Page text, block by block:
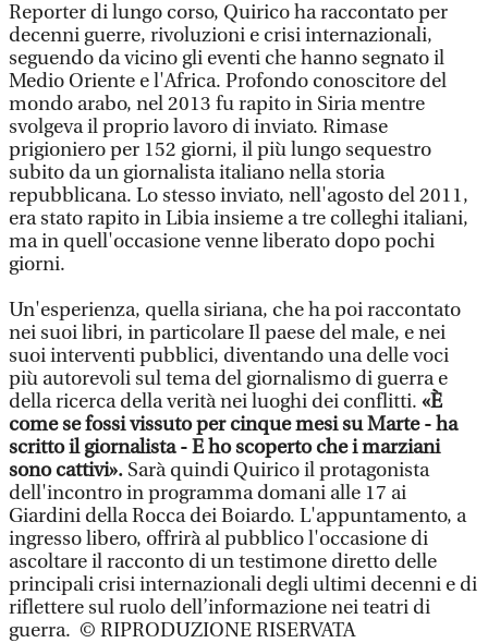
Reporter di lungo corso, Quirico ha raccontato per
decenni guerre, rivoluzioni e crisi internazionali,
seguendo da vicino gli eventi che hanno segnato il
Medio Oriente e l'Africa. Profondo conoscitore del
mondo arabo, nel 2013 fu rapito in Siria mentre
svolgeva il proprio lavoro di inviato. Rimase
prigioniero per 152 giorni, il più lungo sequestro
subito da un giornalista italiano nella storia
repubblicana. Lo stesso inviato, nell'agosto del 2011,
era stato rapito in Libia insieme a tre colleghi italiani,
ma in quell'occasione venne liberato dopo pochi
giorni.
Un'esperienza, quella siriana, che ha poi raccontato
nei suoi libri, in particolare Il paese del male, e nei
suoi interventi pubblici, diventando una delle voci
più autorevoli sul tema del giornalismo di guerra e
della ricerca della verità nei luoghi dei conflitti. «È
come se fossi vissuto per cinque mesi su Marte - ha
scritto il giornalista - E ho scoperto che i marziani
sono cattivi». Sarà quindi Quirico il protagonista
dell'incontro in programma domani alle 17 ai
Giardini della Rocca dei Boiardo. L'appuntamento, a
ingresso libero, offrirà al pubblico l'occasione di
ascoltare il racconto di un testimone diretto delle
principali crisi internazionali degli ultimi decenni e di
riflettere sul ruolo dell’informazione nei teatri di
guerra. © RIPRODUZIONE RISERVATA